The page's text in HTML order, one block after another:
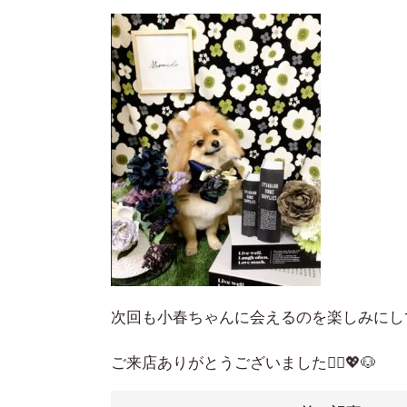
次回も小春ちゃんに会えるのを楽しみに
ご来店ありがとうございました🙇‍♀️💖🐶